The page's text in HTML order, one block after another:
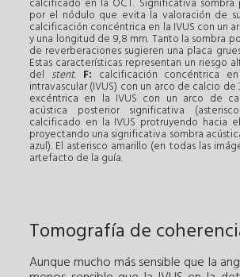
calcificado en la OCT. Significativa
por el nódulo que evita la valoración de
calcificación concéntrica en la IVUS con un
y una longitud de 9,8 mm. Tanto la sombra
de reverberaciones sugieren una placa
Estas características representan un riesgo
del stent. F: calcificación concéntrica
intravascular (IVUS) con un arco de calcio de
excéntrica en la IVUS con un arco de
acústica posterior significativa
calcificado en la IVUS protruyendo hacia
proyectando una significativa sombra
azul). El asterisco amarillo (en todas las
artefacto de la guía.
Tomografía de
Aunque mucho más sensible que la